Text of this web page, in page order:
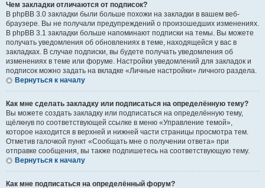
Чем закладки отличаются от подписок?
В phpBB 3.0 закладки были больше похожи на закладки в вашем веб-
браузере. Вы не получали предупреждений о произошедших изменениях.
В phpBB 3.1 закладки больше напоминают подписки на темы. Вы можете
получать уведомления об обновлениях в теме, находящейся у вас в
закладках. В случае подписки, вы будете получать уведомления об
изменениях в теме или форуме. Настройки уведомлений для закладок и
подписок можно задать на вкладке «Личные настройки» личного раздела.
Вернуться к началу
Как мне сделать закладку или подписаться на определённую тему?
Вы можете создать закладку или подписаться на определённую тему,
щёлкнув по соответствующей ссылке в меню «Управление темой»,
которое находится в верхней и нижней части страницы просмотра тем.
Отметив галочкой пункт «Сообщать мне о получении ответа» при
отправке сообщения, вы также подпишетесь на соответствующую тему.
Вернуться к началу
Как мне подписаться на определённый форум?